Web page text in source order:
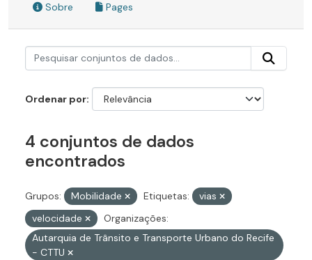
Sobre Pages
Ordenar por
4 conjuntos de dados
encontrados
Grupos: Mobilidade Etiquetas:
vias
velocidade
Organizações:
Autarquia de Trânsito e Transporte Urbano do Recife
- CTTU